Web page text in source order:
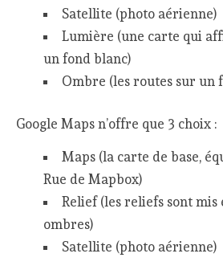
Satellite (photo aérienne)
Lumière (une carte qui
un fond blanc)
Ombre (les routes sur un
Google Maps n’offre que 3 choix :
Maps (la carte de base,
Rue de Mapbox)
Relief (les reliefs sont mis
ombres)
Satellite (photo aérienne)